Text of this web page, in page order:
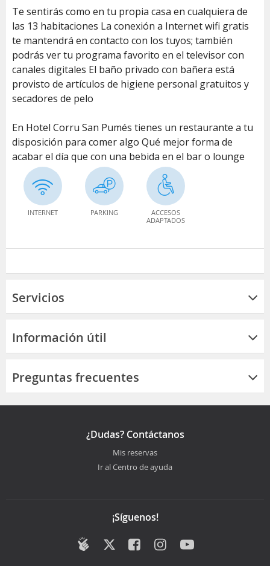
Te sentirás como en tu propia casa en cualquiera de
las 13 habitaciones La conexión a Internet wifi gratis
te mantendrá en contacto con los tuyos; también
podrás ver tu programa favorito en el televisor con
canales digitales El baño privado con bañera está
provisto de artículos de higiene personal gratuitos y
secadores de pelo
En Hotel Corru San Pumés tienes un restaurante a tu
disposición para comer algo Qué mejor forma de
acabar el día que con una bebida en el bar o lounge
INTERNET PARKING
ACCESOS
ADAPTADOS
Servicios
Información útil
Preguntas frecuentes
¿Dudas? Contáctanos
Mis reservas
Ir al Centro de ayuda
¡Síguenos!